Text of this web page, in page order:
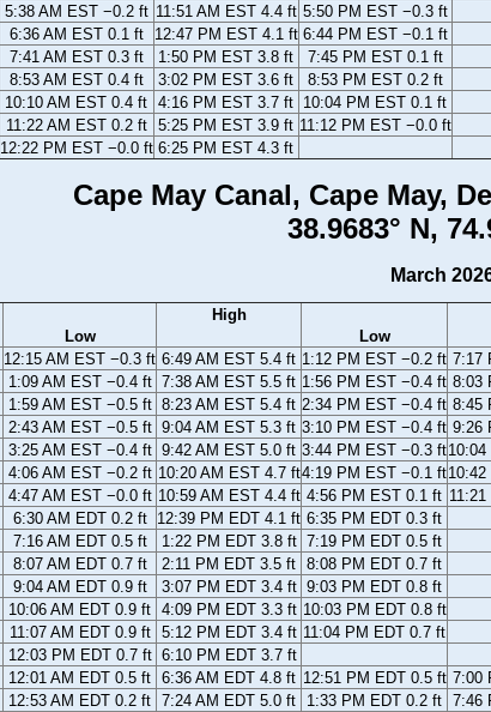
5:38 AM EST −0.2 ft 11:51 AM EST 4.4 ft 5:50 PM EST −0.3 ft
6:36 AM EST 0.1 ft 12:47 PM EST 4.1 ft 6:44 PM EST −0.1 ft
7:41 AM EST 0.3 ft 1:50 PM EST 3.8 ft 7:45 PM EST 0.1 ft
8:53 AM EST 0.4 ft 3:02 PM EST 3.6 ft 8:53 PM EST 0.2 ft
10:10 AM EST 0.4 ft 4:16 PM EST 3.7 ft 10:04 PM EST 0.1 ft
11:22 AM EST 0.2 ft 5:25 PM EST 3.9 ft 11:12 PM EST −0.0 ft
12:22 PM EST −0.0 ft 6:25 PM EST 4.3 ft
Cape May Canal, Cape May,
38.9683° N,
March
Low
High
Low
12:15 AM EST −0.3 ft 6:49 AM EST 5.4 ft 1:12 PM EST −0.2 ft 7:17
1:09 AM EST −0.4 ft 7:38 AM EST 5.5 ft 1:56 PM EST −0.4 ft 8:03
1:59 AM EST −0.5 ft 8:23 AM EST 5.4 ft 2:34 PM EST −0.4 ft 8:45
2:43 AM EST −0.5 ft 9:04 AM EST 5.3 ft 3:10 PM EST −0.4 ft 9:26
3:25 AM EST −0.4 ft 9:42 AM EST 5.0 ft 3:44 PM EST −0.3 ft
4:06 AM EST −0.2 ft 10:20 AM EST 4.7 ft4:19 PM EST −0.1 ft
4:47 AM EST −0.0 ft 10:59 AM EST 4.4 ft 4:56 PM EST 0.1 ft
6:30 AM EDT 0.2 ft 12:39 PM EDT 4.1 ft 6:35 PM EDT 0.3 ft
7:16 AM EDT 0.5 ft 1:22 PM EDT 3.8 ft 7:19 PM EDT 0.5 ft
8:07 AM EDT 0.7 ft 2:11 PM EDT 3.5 ft 8:08 PM EDT 0.7 ft
9:04 AM EDT 0.9 ft 3:07 PM EDT 3.4 ft 9:03 PM EDT 0.8 ft
10:06 AM EDT 0.9 ft 4:09 PM EDT 3.3 ft 10:03 PM EDT 0.8 ft
11:07 AM EDT 0.9 ft 5:12 PM EDT 3.4 ft 11:04 PM EDT 0.7 ft
12:03 PM EDT 0.7 ft 6:10 PM EDT 3.7 ft
12:01 AM EDT 0.5 ft 6:36 AM EDT 4.8 ft 12:51 PM EDT 0.5 ft 7:00
12:53 AM EDT 0.2 ft 7:24 AM EDT 5.0 ft 1:33 PM EDT 0.2 ft 7:46